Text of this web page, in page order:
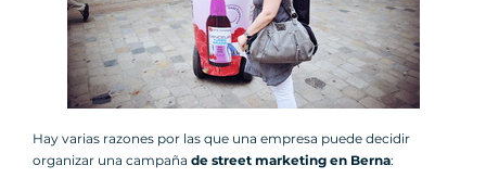
Hay varias razones por las que una empresa puede decidir
organizar una campaña de street marketing en Berna: